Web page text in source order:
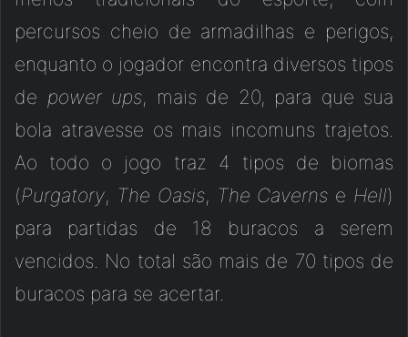
percursos cheio de armadilhas e perigos,
enquanto o jogador encontra diversos tipos
de power ups, mais de 20, para que sua
bola atravesse os mais incomuns trajetos.
Ao todo o jogo traz 4 tipos de biomas
(Purgatory, The Oasis, The Caverns e Hell)
para partidas de 18 buracos a serem
vencidos. No total são mais de 70 tipos de
buracos para se acertar.